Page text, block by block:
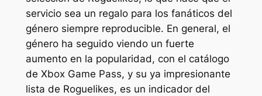
servicio sea un regalo para los fanáticos del
género siempre reproducible. En general, el
género ha seguido viendo un fuerte
aumento en la popularidad, con el catálogo
de Xbox Game Pass, y su ya impresionante
lista de Roguelikes, es un indicador del